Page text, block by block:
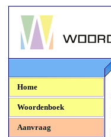
Woordenboek.NU
Home
Woordenboek
Aanvraag